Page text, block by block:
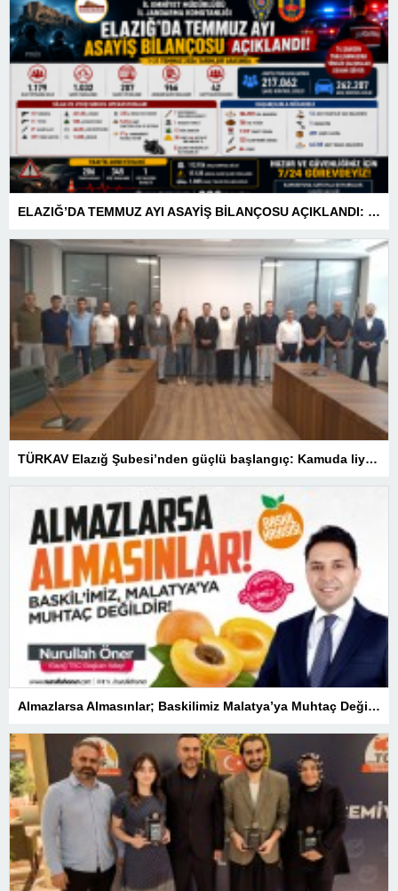
ELAZIĞ’DA TEMMUZ AYI ASAYİŞ BİLANÇOSU AÇIKLANDI: 1 AYDA 1.032 ŞAHIS YAKALANDI, 207 TUTUKLAMA
TÜRKAV Elazığ Şubesi’nden güçlü başlangıç: Kamuda liyakatin en gür sesi olacağız
Almazlarsa Almasınlar; Baskilimiz Malatya’ya Muhtaç Değildir